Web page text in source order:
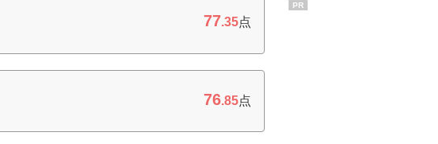
77.35点
76.85点
PR